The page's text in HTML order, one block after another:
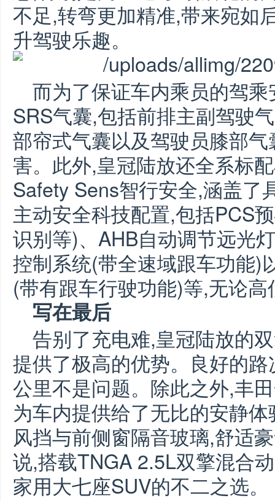
不足,转弯更加精准,带来宛如
升驾驶乐趣。
而为了保证车内乘员的驾
SRS气囊,包括前排主副驾驶
部帘式气囊以及驾驶员膝部
害。此外,皇冠陆放还全系标
Safety Sens智行安全,涵盖了
主动安全科技配置,包括PCS
识别等)、AHB自动调节远光
控制系统(带全速域跟车功能)
(带有跟车行驶功能)等,无论
写在最后
告别了充电难,皇冠陆放的
提供了极高的优势。良好的
公里不是问题。除此之外,丰
为车内提供给了无比的安静
风挡与前侧窗隔音玻璃,舒适
说,搭载TNGA 2.5L双擎混合
家用大七座SUV的不二之选。